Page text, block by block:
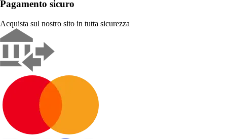
Pagamento sicuro
Acquista sul nostro sito in tutta sicurezza